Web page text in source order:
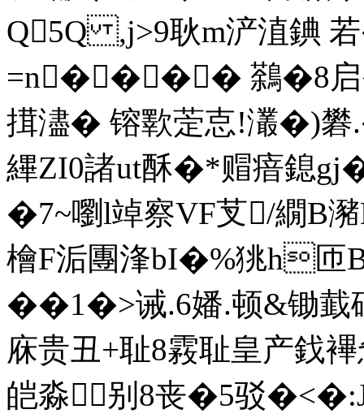
Q5Q ,j>9耿m浐淔錪
=n�� �� 鷋�8启�
搑濜� 镕歝萣怘!灇�)
縪ZI0諸ut酥�*赗瘖鎴
�7~嚠l竨察VF芆/繝B
檜F洉團浲bI�%狣h匝
��1�>诫.6嬏.顿&锄
庥贵丑+耻8霚耻皇产鈛
皑淼┸别8丧�5驳